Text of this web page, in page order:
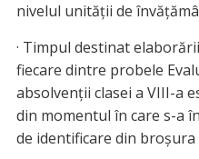
nivelul unităţii de
· Timpul destinat
fiecare dintre probele
absolvenţii clasei a VIII-a
din momentul în care s-a
de identificare din broşura